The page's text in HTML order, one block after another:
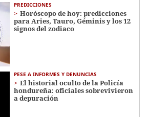
PREDICCIONES
Horóscopo de hoy: predicciones
para Aries, Tauro, Géminis y los 12
signos del zodiaco
PESE A INFORMES Y DENUNCIAS
El historial oculto de la Policía
hondureña: oficiales sobrevivieron
a depuración